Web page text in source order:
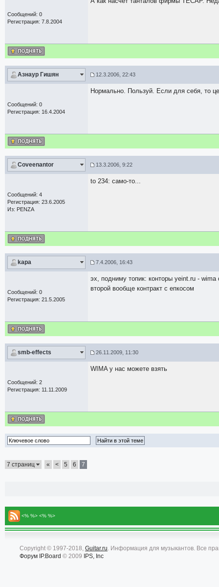
Сообщений: 0
Регистрация: 7.8.2004
Азнаур Гишян 12.3.2006, 22:43
Сообщений: 0
Регистрация: 16.4.2004
Нормально. Пользуй. Если для себя, то
Coveenantor 13.3.2006, 9:22
Сообщений: 4
Регистрация: 23.6.2005
Из: PENZA
to 234: само-то...
kapa 7.4.2006, 16:43
Сообщений: 0
Регистрация: 21.5.2005
эх, подниму топик: конторы yeint.ru -
второй вообще контракт с епкосом
smb-effects 26.11.2009, 11:30
Сообщений: 2
Регистрация: 11.11.2009
WIMA у нас можете взять
7 страниц « < 5 6 7
<% %> <% %>
Copyright © 1997-2018, Guitar.ru. Информация для музыкантов. Все
Форум IP.Board © 2009 IPS, Inc